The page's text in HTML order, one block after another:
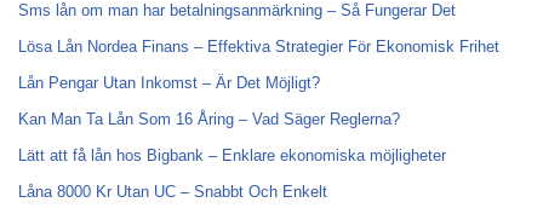
Sms lån om man har betalningsanmärkning – Så Fungerar Det
Lösa Lån Nordea Finans – Effektiva Strategier För Ekonomisk Frihet
Lån Pengar Utan Inkomst – Är Det Möjligt?
Kan Man Ta Lån Som 16 Åring – Vad Säger Reglerna?
Lätt att få lån hos Bigbank – Enklare ekonomiska möjligheter
Låna 8000 Kr Utan UC – Snabbt Och Enkelt